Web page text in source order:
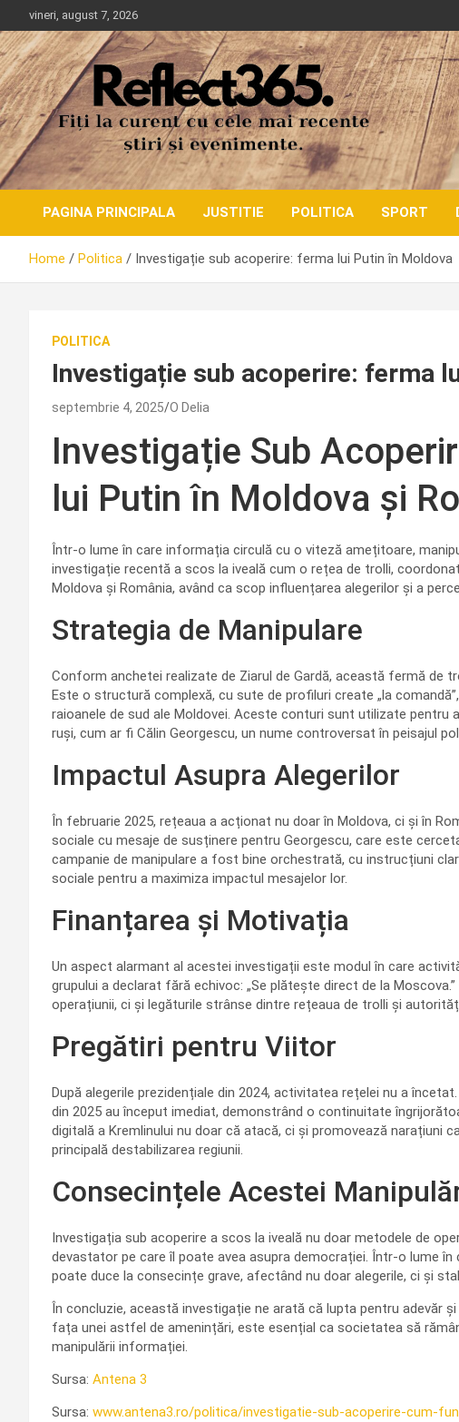
to
content
vineri, august 7, 2026
PAGINA PRINCIPALA JUSTITIE POLITICA SPORT
Home Politica Investigație sub acoperire: ferma lui Putin în Moldova
POLITICA
Investigație sub acoperire: ferma
septembrie 4, 2025 O Delia
Investigație Sub
lui Putin în Moldova și
Într-o lume în care informația circulă cu o viteză amețitoare,
investigație recentă a scos la iveală cum o rețea de trolli,
Moldova și România, având ca scop influențarea alegerilor și a
Strategia de Manipulare
Conform anchetei realizate de Ziarul de Gardă, această fermă de
Este o structură complexă, cu sute de profiluri create „la
raioanele de sud ale Moldovei. Aceste conturi sunt utilizate pentru
ruși, cum ar fi Călin Georgescu, un nume controversat în peisajul
Impactul Asupra Alegerilor
În februarie 2025, rețeaua a acționat nu doar în Moldova, ci și în
sociale cu mesaje de susținere pentru Georgescu, care este
campanie de manipulare a fost bine orchestrată, cu instrucțiuni
sociale pentru a maximiza impactul mesajelor lor.
Finanțarea și Motivația
Un aspect alarmant al acestei investigații este modul în care
grupului a declarat fără echivoc: „Se plătește direct de la
operațiunii, ci și legăturile strânse dintre rețeaua de trolli și
Pregătiri pentru Viitor
După alegerile prezidențiale din 2024, activitatea rețelei nu a
din 2025 au început imediat, demonstrând o continuitate
digitală a Kremlinului nu doar că atacă, ci și promovează narațiuni
principală destabilizarea regiunii.
Consecințele Acestei
Investigația sub acoperire a scos la iveală nu doar metodele de
devastator pe care îl poate avea asupra democrației. Într-o lume
poate duce la consecințe grave, afectând nu doar alegerile, ci și
În concluzie, această investigație ne arată că lupta pentru adevăr
fața unei astfel de amenințări, este esențial ca societatea să
manipulării informației.
Sursa: Antena 3
Sursa: www.antena3.ro/politica/investigatie-sub-acoperire-cum-